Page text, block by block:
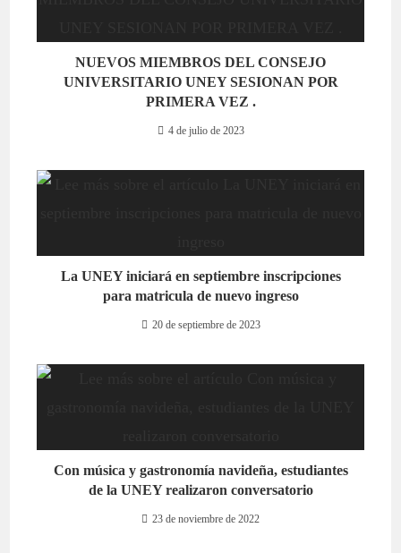
NUEVOS MIEMBROS DEL CONSEJO
UNIVERSITARIO UNEY SESIONAN POR
PRIMERA VEZ .
4 de julio de 2023
La UNEY iniciará en septiembre inscripciones
para matricula de nuevo ingreso
20 de septiembre de 2023
Con música y gastronomía navideña, estudiantes
de la UNEY realizaron conversatorio
23 de noviembre de 2022